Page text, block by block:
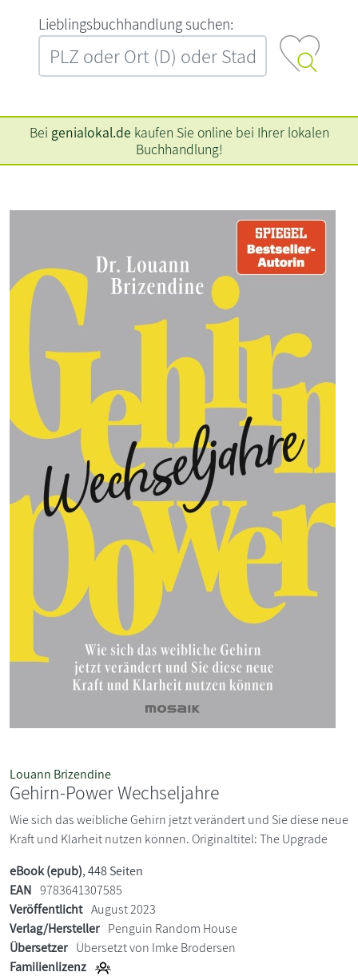
L‍i‍e‍b‍l‍i‍n‍g‍s‍b‍u‍c‍h‍h‍a‍n‍d‍l‍u‍n‍g‍ ‍s‍u‍c‍h‍e‍n‍:‍
Bei genialokal.de kaufen Sie online bei Ihrer lokalen
Buchhandlung!
Louann Brizendine
Gehirn-Power Wechseljahre
Wie sich das weibliche Gehirn jetzt verändert und Sie diese neue
Kraft und Klarheit nutzen können. Originaltitel: The Upgrade
eBook (epub), 448 Seiten
EAN 9783641307585
Veröffentlicht August 2023
Verlag/Hersteller Penguin Random House
Übersetzer Übersetzt von Imke Brodersen
Familienlizenz